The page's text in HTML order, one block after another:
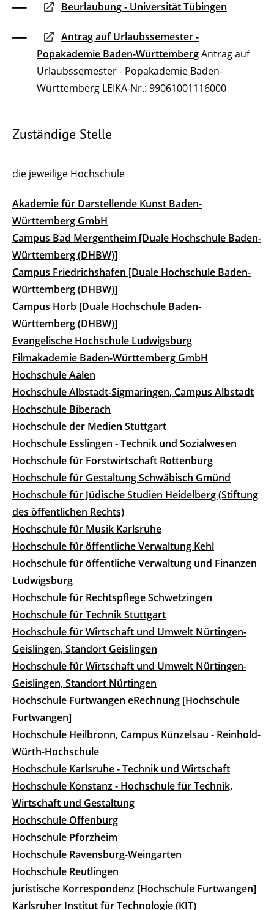
Beurlaubung - Universität Tübingen
Antrag auf Urlaubssemester -
Popakademie Baden-WürttembergAntrag auf
Urlaubssemester - Popakademie Baden-
Württemberg LEIKA-Nr.: 99061001116000
Zuständige Stelle
die jeweilige Hochschule
Akademie für Darstellende Kunst Baden-
Württemberg GmbH
Campus Bad Mergentheim [Duale Hochschule Baden-
Württemberg (DHBW)]
Campus Friedrichshafen [Duale Hochschule Baden-
Württemberg (DHBW)]
Campus Horb [Duale Hochschule Baden-
Württemberg (DHBW)]
Evangelische Hochschule Ludwigsburg
Filmakademie Baden-Württemberg GmbH
Hochschule Aalen
Hochschule Albstadt-Sigmaringen, Campus Albstadt
Hochschule Biberach
Hochschule der Medien Stuttgart
Hochschule Esslingen - Technik und Sozialwesen
Hochschule für Forstwirtschaft Rottenburg
Hochschule für Gestaltung Schwäbisch Gmünd
Hochschule für Jüdische Studien Heidelberg (Stiftung
des öffentlichen Rechts)
Hochschule für Musik Karlsruhe
Hochschule für öffentliche Verwaltung Kehl
Hochschule für öffentliche Verwaltung und Finanzen
Ludwigsburg
Hochschule für Rechtspflege Schwetzingen
Hochschule für Technik Stuttgart
Hochschule für Wirtschaft und Umwelt Nürtingen-
Geislingen, Standort Geislingen
Hochschule für Wirtschaft und Umwelt Nürtingen-
Geislingen, Standort Nürtingen
Hochschule Furtwangen eRechnung [Hochschule
Furtwangen]
Hochschule Heilbronn, Campus Künzelsau - Reinhold-
Würth-Hochschule
Hochschule Karlsruhe - Technik und Wirtschaft
Hochschule Konstanz - Hochschule für Technik,
Wirtschaft und Gestaltung
Hochschule Offenburg
Hochschule Pforzheim
Hochschule Ravensburg-Weingarten
Hochschule Reutlingen
juristische Korrespondenz [Hochschule Furtwangen]
Karlsruher Institut für Technologie (KIT)